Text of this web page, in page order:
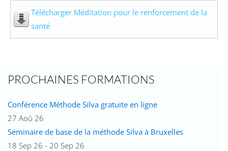
Télécharger Méditation pour le renforcement de la
santé
PROCHAINES FORMATIONS
Conférence Méthode Silva gratuite en ligne
27 Aoû 26
Séminaire de base de la méthode Silva à Bruxelles
18 Sep 26 - 20 Sep 26